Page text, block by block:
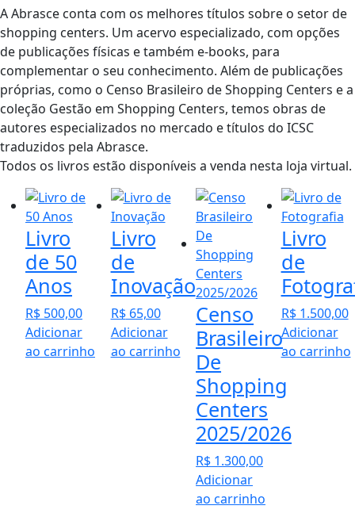
A Abrasce conta com os melhores títulos sobre o setor de
shopping centers. Um acervo especializado, com opções
de publicações físicas e também e-books, para
complementar o seu conhecimento. Além de publicações
próprias, como o Censo Brasileiro de Shopping Centers e a
coleção Gestão em Shopping Centers, temos obras de
autores especializados no mercado e títulos do ICSC
traduzidos pela Abrasce.
Todos os livros estão disponíveis a venda nesta loja virtual.
Livro
de 50
Anos
R$ 500,00
Adicionar
ao carrinho
Livro
de
Inovação
R$65,00
Adicionar
ao carrinho
Censo
Brasileiro
De
Shopping
Centers
2025/2026
R$ 1.300,00
Adicionar
ao carrinho
Livro
de
R$1.500,00
Adicionar
ao carrinho